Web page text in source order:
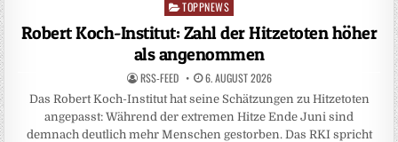
Posted
TOPPNEWS
Robert Koch-Institut: Zahl der Hitzetoten höher
als angenommen
RSS-FEED 6. AUGUST 2026
Das Robert Koch-Institut hat seine Schätzungen zu Hitzetoten
angepasst: Während der extremen Hitze Ende Juni sind
demnach deutlich mehr Menschen gestorben. Das RKI spricht